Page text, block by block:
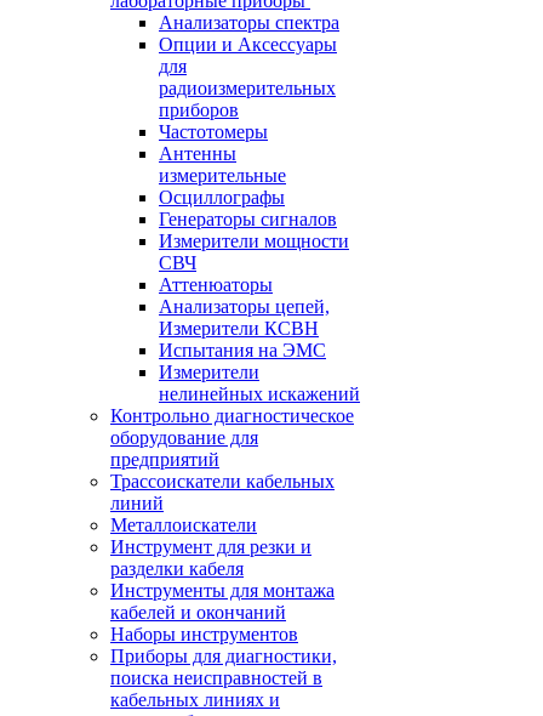
Анализаторы спектра
Опции и Аксессуары
для
радиоизмерительных
приборов
Частотомеры
Антенны
измерительные
Осциллографы
Генераторы сигналов
Измерители мощности
СВЧ
Аттенюаторы
Анализаторы цепей,
Измерители КСВН
Испытания на ЭМС
Измерители
нелинейных искажений
Контрольно диагностическое
оборудование для
предприятий
Трассоискатели кабельных
линий
Металлоискатели
Инструмент для резки и
разделки кабеля
Инструменты для монтажа
кабелей и окончаний
Наборы инструментов
Приборы для диагностики,
поиска неисправностей в
кабельных линиях и